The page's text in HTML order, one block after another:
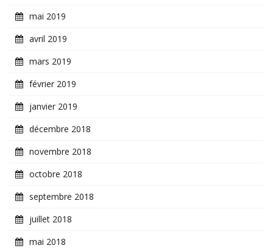
mai 2019
avril 2019
mars 2019
février 2019
janvier 2019
décembre 2018
novembre 2018
octobre 2018
septembre 2018
juillet 2018
mai 2018